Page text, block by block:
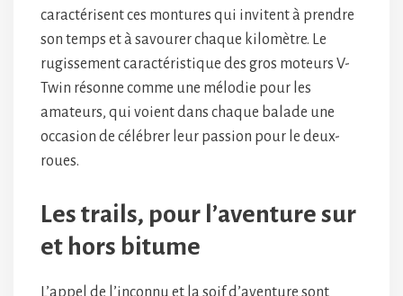
caractérisent ces montures qui invitent à prendre
son temps et à savourer chaque kilomètre. Le
rugissement caractéristique des gros moteurs V-
Twin résonne comme une mélodie pour les
amateurs, qui voient dans chaque balade une
occasion de célébrer leur passion pour le deux-
roues.
Les trails, pour l’aventure sur
et hors bitume
L’appel de l’inconnu et la soif d’aventure sont